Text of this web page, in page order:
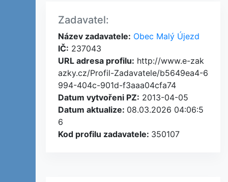
Zadavatel:
Název zadavatele: Obec Malý Újezd
IČ: 237043
URL adresa profilu: http://www.e-zak
azky.cz/Profil-Zadavatele/b5649ea4-6
994-404c-901d-f3aaa04cfa74
Datum vytvořeni PZ: 2013-04-05
Datum aktualize: 08.03.2026 04:06:5
6
Kod profilu zadavatele: 350107